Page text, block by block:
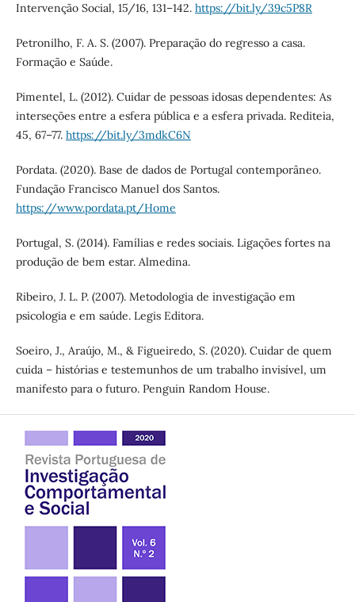
Intervenção Social, 15/16, 131–142. https://bit.ly/39c5P8R
Petronilho, F. A. S. (2007). Preparação do regresso a casa.
Formação e Saúde.
Pimentel, L. (2012). Cuidar de pessoas idosas dependentes: As
interseções entre a esfera pública e a esfera privada. Rediteia,
45, 67–77. https://bit.ly/3mdkC6N
Pordata. (2020). Base de dados de Portugal contemporâneo.
Fundação Francisco Manuel dos Santos.
https://www.pordata.pt/Home
Portugal, S. (2014). Famílias e redes sociais. Ligações fortes na
produção de bem estar. Almedina.
Ribeiro, J. L. P. (2007). Metodologia de investigação em
psicologia e em saúde. Legis Editora.
Soeiro, J., Araújo, M., & Figueiredo, S. (2020). Cuidar de quem
cuida – histórias e testemunhos de um trabalho invisível, um
manifesto para o futuro. Penguin Random House.